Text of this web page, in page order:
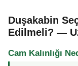
Duşakabin
Edilmeli? —
Cam Kalınlığı